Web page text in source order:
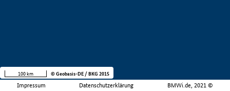
Impressum Datenschutzerklärung BMWi.de, 2021 ©
100 km © Geobasis-DE / BKG 2015